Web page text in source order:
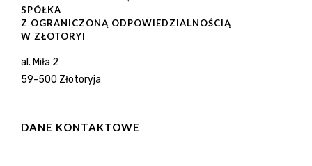
SPÓŁKA
Z OGRANICZONĄ ODPOWIEDZIALNOŚCIĄ
W ZŁOTORYI
al. Miła 2
59-500 Złotoryja
DANE KONTAKTOWE